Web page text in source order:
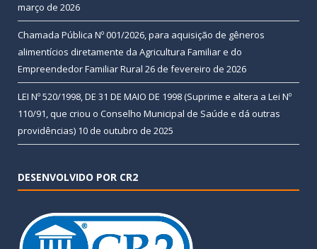
março de 2026
Chamada Pública Nº 001/2026, para aquisição de gêneros
alimentícios diretamente da Agricultura Familiar e do
Empreendedor Familiar Rural 26 de fevereiro de 2026
LEI Nº 520/1998, DE 31 DE MAIO DE 1998 (Suprime e altera a Lei Nº
110/91, que criou o Conselho Municipal de Saúde e dá outras
providências) 10 de outubro de 2025
DESENVOLVIDO POR CR2